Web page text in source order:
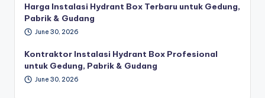
Harga Instalasi Hydrant Box Terbaru untuk Gedung,
Pabrik & Gudang
June 30, 2026
Kontraktor Instalasi Hydrant Box Profesional
untuk Gedung, Pabrik & Gudang
June 30, 2026